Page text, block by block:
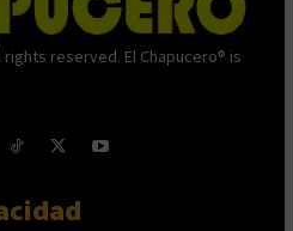
reserved. El Chapucero® is